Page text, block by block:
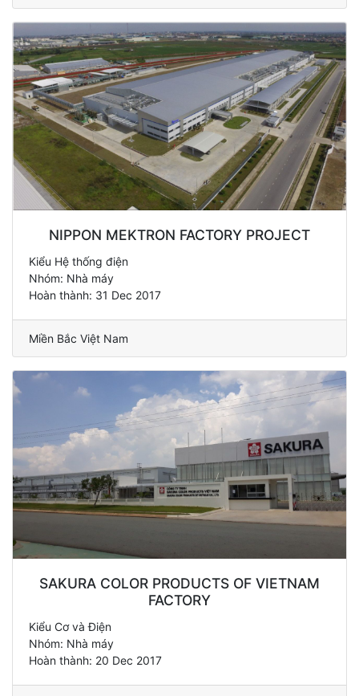
NIPPON MEKTRON FACTORY PROJECT
Kiểu Hệ thống điện
Nhóm: Nhà máy
Hoàn thành: 31 Dec 2017
Miền Bắc Việt Nam
SAKURA COLOR PRODUCTS OF VIETNAM
FACTORY
Kiểu Cơ và Điện
Nhóm: Nhà máy
Hoàn thành: 20 Dec 2017